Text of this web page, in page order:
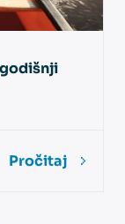
Pročitaj